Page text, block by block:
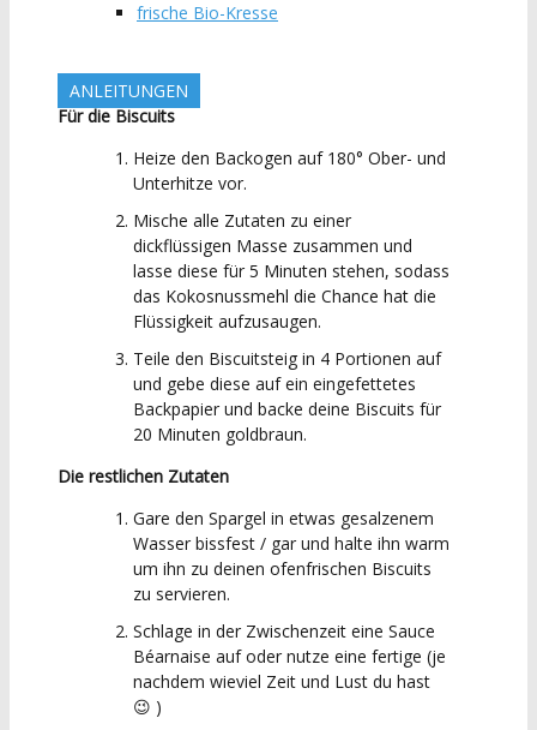
frische Bio-Kresse
ANLEITUNGEN
Für die Biscuits
Heize den Backogen auf 180° Ober- und
Unterhitze vor.
Mische alle Zutaten zu einer
dickflüssigen Masse zusammen und
lasse diese für 5 Minuten stehen, sodass
das Kokosnussmehl die Chance hat die
Flüssigkeit aufzusaugen.
Teile den Biscuitsteig in 4 Portionen auf
und gebe diese auf ein eingefettetes
Backpapier und backe deine Biscuits für
20 Minuten goldbraun.
Die restlichen Zutaten
Gare den Spargel in etwas gesalzenem
Wasser bissfest / gar und halte ihn warm
um ihn zu deinen ofenfrischen Biscuits
zu servieren.
Schlage in der Zwischenzeit eine Sauce
Béarnaise auf oder nutze eine fertige (je
nachdem wieviel Zeit und Lust du hast
😉 )